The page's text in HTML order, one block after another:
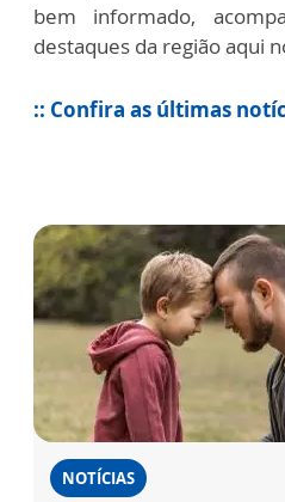
bem informado,
destaques da região aqui
:: Confira as últimas
NOTÍCIAS